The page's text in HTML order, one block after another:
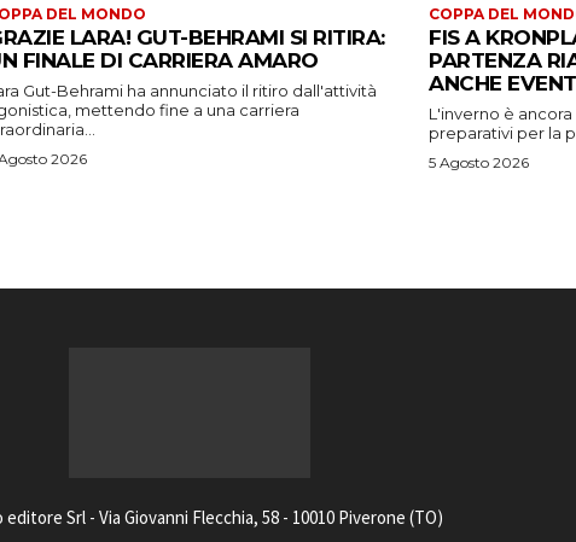
DEL MONDO
LARA! GUT-BEHRAMI SI RITIRA:
FINALE DI CARRIERA AMARO
Gut-Behrami ha annunciato il ritiro dall'attività
mettendo fine a una carriera
2026
COPPA DEL
FIS A
PARTENZA
ANCHE
L'inverno è
preparativi per la
5 Agosto 2026
Srl - Via Giovanni Flecchia, 58 - 10010 Piverone (TO)